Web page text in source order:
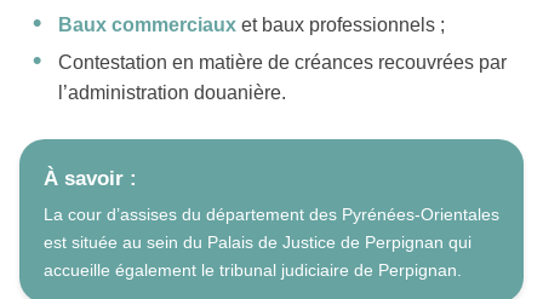
Baux commerciaux et baux professionnels ;
Contestation en matière de créances recouvrées par
l’administration douanière.
À savoir :
La cour d’assises du département des Pyrénées-Orientales
est située au sein du Palais de Justice de Perpignan qui
accueille également le tribunal judiciaire de Perpignan.